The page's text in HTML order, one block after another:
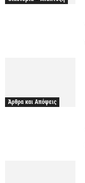
Άρθρα και Απόψεις